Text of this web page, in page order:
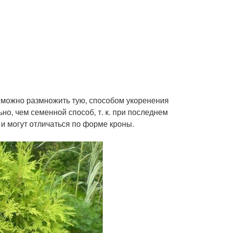
размножить тую, способом укоренения
чем семенной способ, т. к. при последнем
могут отличаться по форме кроны.